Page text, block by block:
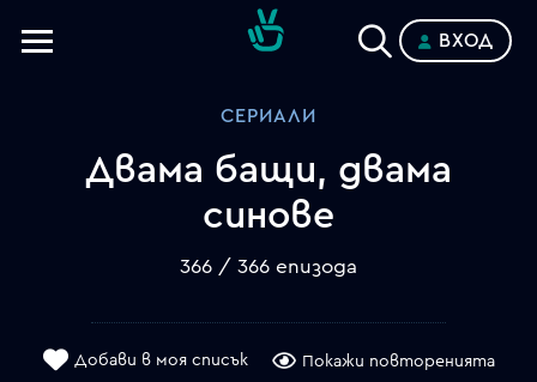
ВХОД
СЕРИАЛИ
Двама бащи, двама
синове
366 / 366 епизода
Добави в моя списък Покажи повторенията